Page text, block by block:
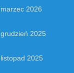
marzec 2026
grudzień 2025
listopad 2025